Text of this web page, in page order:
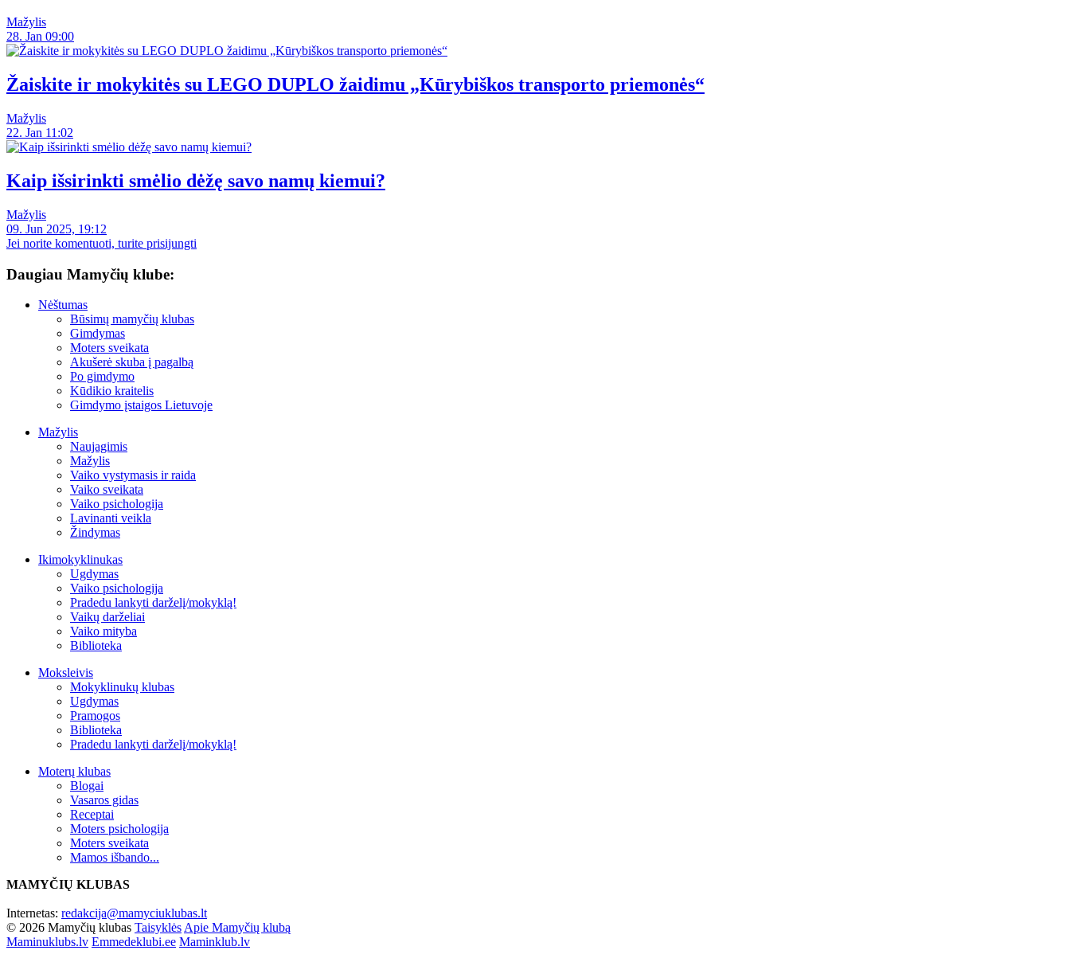
Mažylis
28. Jan 09:00
Žaiskite ir mokykitės su LEGO DUPLO žaidimu „Kūrybiškos transporto priemonės“
Mažylis
22. Jan 11:02
Kaip išsirinkti smėlio dėžę savo namų kiemui?
Mažylis
09. Jun 2025, 19:12
Jei norite komentuoti, turite prisijungti
Daugiau Mamyčių klube:
Nėštumas
Būsimų mamyčių klubas
Gimdymas
Moters sveikata
Akušerė skuba į pagalbą
Po gimdymo
Kūdikio kraitelis
Gimdymo įstaigos Lietuvoje
Mažylis
Naujagimis
Mažylis
Vaiko vystymasis ir raida
Vaiko sveikata
Vaiko psichologija
Lavinanti veikla
Žindymas
Ikimokyklinukas
Ugdymas
Vaiko psichologija
Pradedu lankyti darželį/mokyklą!
Vaikų darželiai
Vaiko mityba
Biblioteka
Moksleivis
Mokyklinukų klubas
Ugdymas
Pramogos
Biblioteka
Pradedu lankyti darželį/mokyklą!
Moterų klubas
Blogai
Vasaros gidas
Receptai
Moters psichologija
Moters sveikata
Mamos išbando...
MAMYČIŲ KLUBAS
Internetas: redakcija@mamyciuklubas.lt
© 2026 Mamyčių klubas Taisyklės Apie Mamyčių klubą
Maminuklubs.lv Emmedeklubi.ee Maminklub.lv